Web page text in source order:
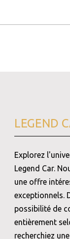
LEGEND
Explorez
Legend Car.
une offre
exceptionnels.
possibilité de
entièrement
recherchiez